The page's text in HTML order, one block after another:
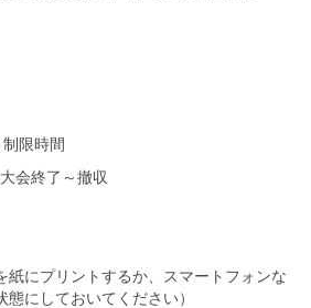
限時間
会終了～撤収
紙にプリントするか、スマートフォンな
にしておいてください）